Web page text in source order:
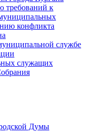
требований к
конфликта
службе
служащих
Думы